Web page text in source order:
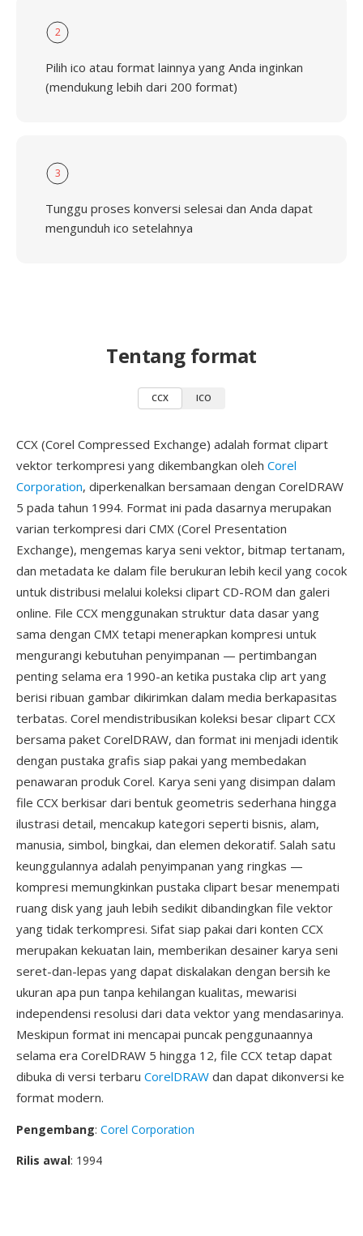
2
Pilih ico atau format lainnya yang Anda inginkan
(mendukung lebih dari 200 format)
3
Tunggu proses konversi selesai dan Anda dapat
mengunduh ico setelahnya
Tentang format
CCX ICO
CCX (Corel Compressed Exchange) adalah format clipart
vektor terkompresi yang dikembangkan oleh Corel
Corporation, diperkenalkan bersamaan dengan CorelDRAW
5 pada tahun 1994. Format ini pada dasarnya merupakan
varian terkompresi dari CMX (Corel Presentation
Exchange), mengemas karya seni vektor, bitmap tertanam,
dan metadata ke dalam file berukuran lebih kecil yang cocok
untuk distribusi melalui koleksi clipart CD-ROM dan galeri
online. File CCX menggunakan struktur data dasar yang
sama dengan CMX tetapi menerapkan kompresi untuk
mengurangi kebutuhan penyimpanan — pertimbangan
penting selama era 1990-an ketika pustaka clip art yang
berisi ribuan gambar dikirimkan dalam media berkapasitas
terbatas. Corel mendistribusikan koleksi besar clipart CCX
bersama paket CorelDRAW, dan format ini menjadi identik
dengan pustaka grafis siap pakai yang membedakan
penawaran produk Corel. Karya seni yang disimpan dalam
file CCX berkisar dari bentuk geometris sederhana hingga
ilustrasi detail, mencakup kategori seperti bisnis, alam,
manusia, simbol, bingkai, dan elemen dekoratif. Salah satu
keunggulannya adalah penyimpanan yang ringkas —
kompresi memungkinkan pustaka clipart besar menempati
ruang disk yang jauh lebih sedikit dibandingkan file vektor
yang tidak terkompresi. Sifat siap pakai dari konten CCX
merupakan kekuatan lain, memberikan desainer karya seni
seret-dan-lepas yang dapat diskalakan dengan bersih ke
ukuran apa pun tanpa kehilangan kualitas, mewarisi
independensi resolusi dari data vektor yang mendasarinya.
Meskipun format ini mencapai puncak penggunaannya
selama era CorelDRAW 5 hingga 12, file CCX tetap dapat
dibuka di versi terbaru CorelDRAW dan dapat dikonversi ke
format modern.
Pengembang: Corel Corporation
Rilis awal: 1994